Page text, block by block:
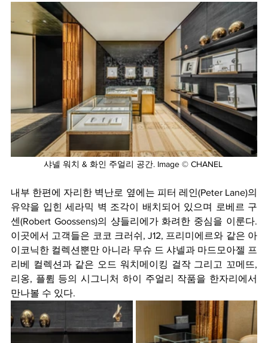
샤넬 워치 & 화인 주얼리 공간. Image © CHANEL
내부 한편에 자리한 벽난로 옆에는 피터 레인(Peter Lane)의
유약을 입힌 세라믹 벽 조각이 배치되어 있으며 로베르 구
센(Robert Goossens)의 샹들리에가 화려한 중심을 이룬다.
이곳에서 고객들은 코코 크러쉬, J12, 프리미에르와 같은 아
이코닉한 컬렉션뿐만 아니라 무슈 드 샤넬과 마드모아젤 프
리베 컬렉션과 같은 오드 워치메이킹 걸작 그리고 꼬메뜨,
리옹, 플륌 등의 시그니처 하이 주얼리 작품을 한자리에서
만나볼 수 있다.